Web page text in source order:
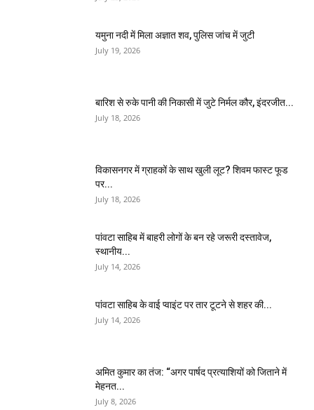
यमुना नदी में मिला अज्ञात शव, पुलिस जांच में जुटी
July 19, 2026
बारिश से रुके पानी की निकासी में जुटे निर्मल कौर, इंदरजीत...
July 18, 2026
विकासनगर में ग्राहकों के साथ खुली लूट? शिवम फास्ट फूड
पर...
July 18, 2026
पांवटा साहिब में बाहरी लोगों के बन रहे जरूरी दस्तावेज,
स्थानीय...
July 14, 2026
पांवटा साहिब के वाई प्वाइंट पर तार टूटने से शहर की...
July 14, 2026
अमित कुमार का तंज: “अगर पार्षद प्रत्याशियों को जिताने में
मेहनत...
July 8, 2026